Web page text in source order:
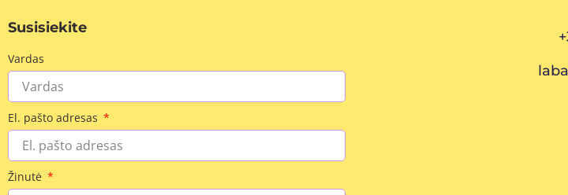
Susisiekite
Vardas
El. pašto adresas
Žinutė